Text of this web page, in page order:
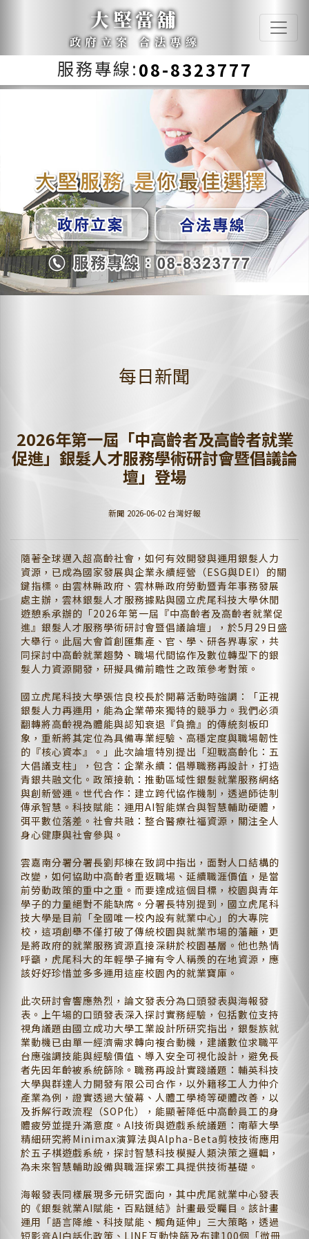
大堅當舖
政府立案 合法專線
服務專線:08-8323777
Previous Next
每日新聞
2026年第一屆「中高齡者及高齡者就業
促進」銀髮人才服務學術研討會暨倡議論
壇」登場
新聞 2026-06-02 台灣好報
隨著全球邁入超高齡社會，如何有效開發與運用銀髮人力
資源，已成為國家發展與企業永續經營（ESG與DEI）的關
鍵指標。由雲林縣政府、雲林縣政府勞動暨青年事務發展
處主辦，雲林銀髮人才服務據點與國立虎尾科技大學休閒
遊憩系承辦的「2026年第一屆『中高齡者及高齡者就業促
進』銀髮人才服務學術研討會暨倡議論壇」，於5月29日盛
大舉行。此屆大會首創匯集產、官、學、研各界專家，共
同探討中高齡就業趨勢、職場代間協作及數位轉型下的銀
髮人力資源開發，研擬具備前瞻性之政策參考對策。
國立虎尾科技大學張信良校長於開幕活動時強調：「正視
銀髮人力再運用，能為企業帶來獨特的競爭力。我們必須
翻轉將高齡視為體能與認知衰退『負擔』的傳統刻板印
象，重新將其定位為具備專業經驗、高穩定度與職場韌性
的『核心資本』。」此次論壇特別提出「迎戰高齡化：五
大倡議支柱」，包含：企業永續：倡導職務再設計，打造
青銀共融文化。政策接軌：推動區域性銀髮就業服務網絡
與創新營運。世代合作：建立跨代協作機制，透過師徒制
傳承智慧。科技賦能：運用AI智能媒合與智慧輔助硬體，
弭平數位落差。社會共融：整合醫療社福資源，關注全人
身心健康與社會參與。
雲嘉南分署分署長劉邦棟在致詞中指出，面對人口結構的
改變，如何協助中高齡者重返職場、延續職涯價值，是當
前勞動政策的重中之重。而要達成這個目標，校園與青年
學子的力量絕對不能缺席。分署長特別提到，國立虎尾科
技大學是目前「全國唯一校內設有就業中心」的大專院
校，這項創舉不僅打破了傳統校園與就業市場的藩籬，更
是將政府的就業服務資源直接深耕於校園基層。他也熱情
呼籲，虎尾科大的年輕學子擁有令人稱羨的在地資源，應
該好好珍惜並多多運用這座校園內的就業寶庫。
此次研討會響應熱烈，論文發表分為口頭發表與海報發
表。上午場的口頭發表深入探討實務經驗，包括數位支持
視角議題由國立成功大學工業設計所研究指出，銀髮族就
業動機已由單一經濟需求轉向複合動機，建議數位求職平
台應強調技能與經驗價值、導入安全可視化設計，避免長
者先因年齡被系統篩除。職務再設計實踐議題：輔英科技
大學與群達人力開發有限公司合作，以外籍移工人力仲介
產業為例，證實透過大螢幕、人體工學椅等硬體改善，以
及拆解行政流程（SOP化），能顯著降低中高齡員工的身
體疲勞並提升滿意度。AI技術與遊戲系統議題：南華大學
精細研究將Minimax演算法與Alpha-Beta剪枝技術應用
於五子棋遊戲系統，探討智慧科技模擬人類決策之邏輯，
為未來智慧輔助設備與職涯探索工具提供技術基礎。
海報發表同樣展現多元研究面向，其中虎尾就業中心發表
的《銀髮就業AI賦能・百點鏈結》計畫最受矚目。該計畫
運用「語言降維、科技賦能、觸角延伸」三大策略，透過
短影音AI白話化政策、LINE互動快篩及布建100個「微冊